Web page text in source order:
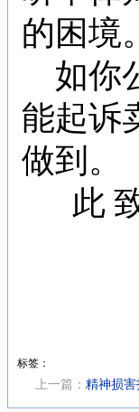
的困境。
如你
能起诉
做到。
此
标签：
上一篇： 精神损害